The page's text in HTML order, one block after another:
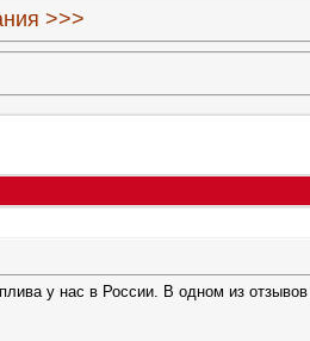
>>>
у нас в России. В одном из